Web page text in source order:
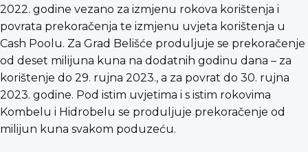
2022. godine vezano za izmjenu rokova korištenja i
povrata prekoračenja te izmjenu uvjeta korištenja u
Cash Poolu. Za Grad Belišće produljuje se prekoračenje
od deset milijuna kuna na dodatnih godinu dana – za
korištenje do 29. rujna 2023., a za povrat do 30. rujna
2023. godine. Pod istim uvjetima i s istim rokovima
Kombelu i Hidrobelu se produljuje prekoračenje od
milijun kuna svakom poduzeću.